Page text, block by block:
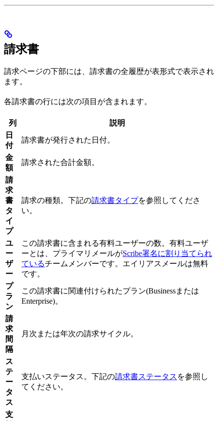
請求書
請求ページの下部には、請求書の全履歴が表形式で表示され
ます。
各請求書の行には次の項目が含まれます。
列
説明
日
付
請求書が発行された日付。
金
額
請求された合計金額。
請
求
書
タ
イ
プ
請求の種類。下記の請求書タイプを参照してくださ
い。
ユ
ー
ザ
ー
この請求書に含まれる有料ユーザーの数。有料ユーザ
ーとは、プライマリメールがScribe署名に割り当てられ
ているチームメンバーです。エイリアスメールは無料
です。
プ
ラ
ン
この請求書に関連付けられたプラン(Businessまたは
Enterprise)。
請
求
間
隔
月次または年次の請求サイクル。
ス
テ
ー
タ
ス
支払いステータス。下記の請求書ステータス を参照し
てください。
支